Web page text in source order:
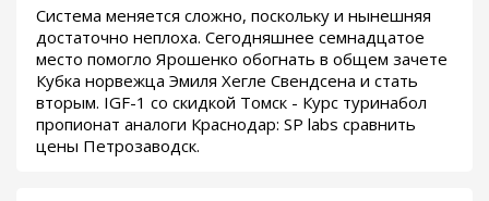
Система меняется сложно, поскольку и нынешняя
достаточно неплоха. Сегодняшнее семнадцатое
место помогло Ярошенко обогнать в общем зачете
Кубка норвежца Эмиля Хегле Свендсена и стать
вторым. IGF-1 со скидкой Томск - Курс туринабол
пропионат аналоги Краснодар: SP labs сравнить
цены Петрозаводск.